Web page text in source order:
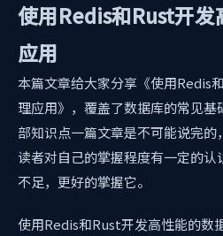
使用Redis和Rust开
应用
本篇文章给大家分享《使用Redis
理应用》，覆盖了数据库的常见
部知识点一篇文章是不可能说完
读者对自己的掌握程度有一定的
不足，更好的掌握它。
使用Redis和Rust开发高性能的数